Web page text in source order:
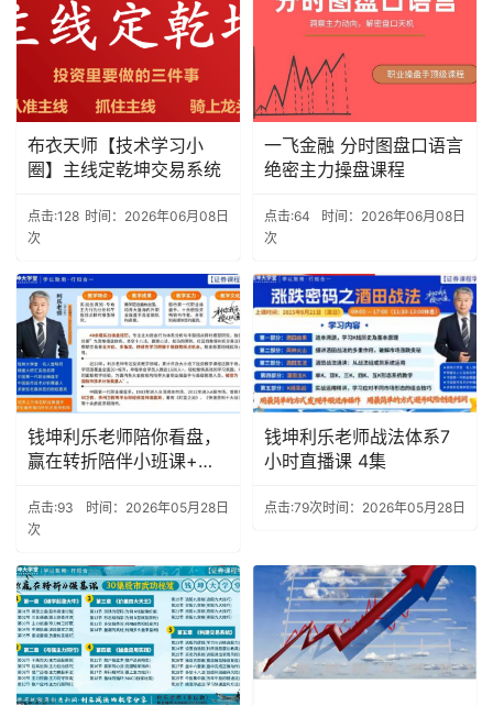
布衣天师【技术学习小
圈】主线定乾坤交易系统
点击:128
次
时间：2026年06月08日
一飞金融 分时图盘口语言
绝密主力操盘课程
点击:64
次
时间：2026年06月08日
钱坤利乐老师陪你看盘，
赢在转折陪伴小班课+助
点击:93
次
时间：2026年05月28日
钱坤利乐老师战法体系7
小时直播课 4集
点击:79次时间：2026年05月28日